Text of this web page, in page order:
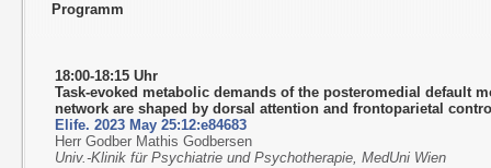
Programm
18:00-18:15 Uhr
Task-evoked metabolic demands of the posteromedial default
network are shaped by dorsal attention and frontoparietal
Elife. 2023 May 25:12:e84683
Herr Godber Mathis Godbersen
Univ.-Klinik für Psychiatrie und Psychotherapie, MedUni Wien